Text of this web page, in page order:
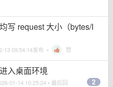
写 request 大小（bytes/I
13 09:54:14发布 • 赞
入桌面环境
01-14 10:25:24 • 最后回
2